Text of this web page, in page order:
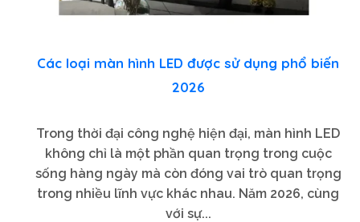
Các loại màn hình LED được sử dụng phổ biến
2026
Trong thời đại công nghệ hiện đại, màn hình LED
không chỉ là một phần quan trọng trong cuộc
sống hàng ngày mà còn đóng vai trò quan trọng
trong nhiều lĩnh vực khác nhau. Năm 2026, cùng
với sự...